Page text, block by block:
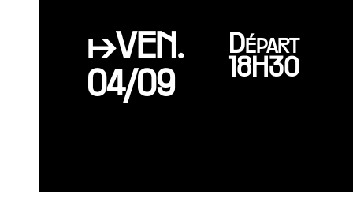
↦VEN.
04/09
Départ
18H30